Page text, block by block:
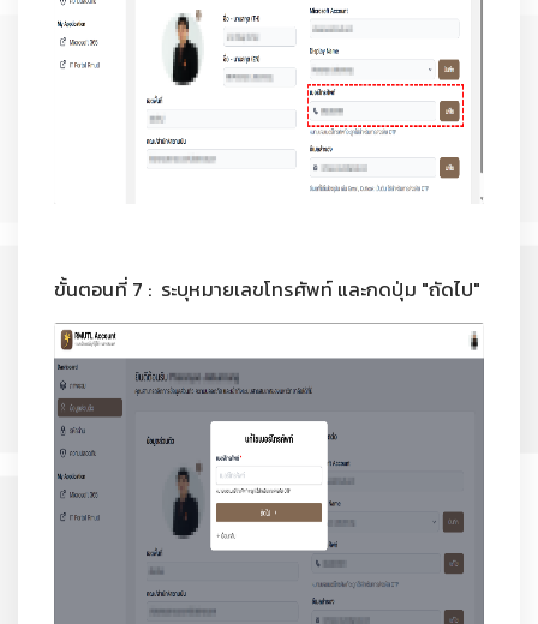
ขั้นตอนที่ 7 : ระบุหมายเลขโทรศัพท์ และกดปุ่ม "ถัดไป"